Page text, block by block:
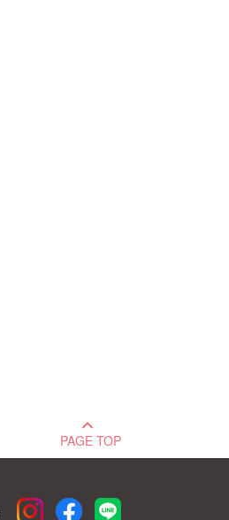
keyboard_arrow_up
PAGE TOP